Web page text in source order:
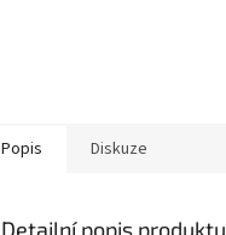
Popis Diskuze
Detailní popis produktu